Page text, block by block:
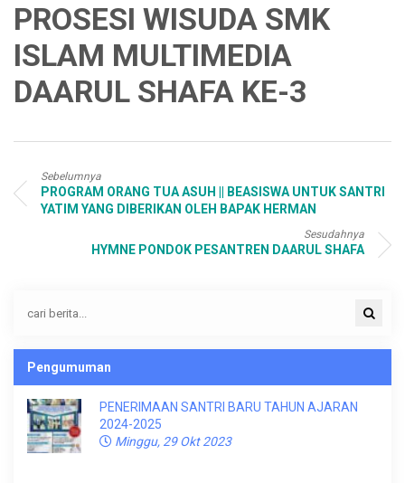
PROSESI WISUDA SMK
ISLAM MULTIMEDIA
DAARUL SHAFA KE-3
Sebelumnya
PROGRAM ORANG TUA ASUH || BEASISWA UNTUK SANTRI
YATIM YANG DIBERIKAN OLEH BAPAK HERMAN
Sesudahnya
HYMNE PONDOK PESANTREN DAARUL SHAFA
Pengumuman
PENERIMAAN SANTRI BARU TAHUN AJARAN
2024-2025
Minggu, 29 Okt 2023